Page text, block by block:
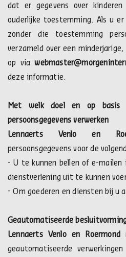
dat er gegevens over kinderen
ouderlijke toestemming. Als u
zonder die toestemming
verzameld over een
op via
deze informatie.
Met welk doel en op basis
persoonsgegevens verwerken
Lennaerts Venlo en
persoonsgegevens voor de
- U te kunnen bellen of e-
dienstverlening uit te kunnen
- Om goederen en diensten bij u
Geautomatiseerde
Lennaerts Venlo en Roermond
geautomatiseerde